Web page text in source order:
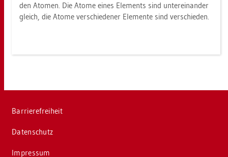
den Ato­men. Die Atome eines Ele­ments sind un­ter­ein­an­der
gleich, die Atome ver­schie­de­ner Ele­men­te sind ver­schie­den.
Bar­rie­re­frei­heit
Da­ten­schutz
Im­pres­sum